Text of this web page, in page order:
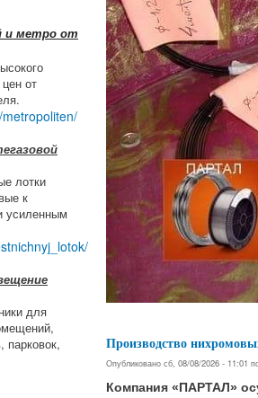
и метро от
от
лотки
к
усиленным
для
парковок,
Производство
Опубликовано сб, 08/08/2026 - 11:01
Компания «ПАРТАЛ»